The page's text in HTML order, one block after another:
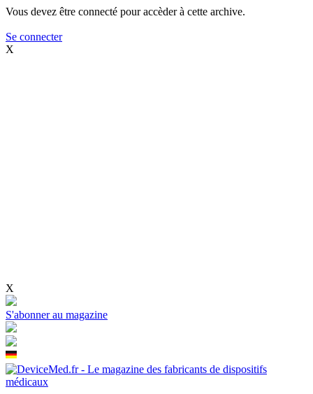
Vous devez être connecté pour accèder à cette archive.
Se connecter
X
X
S'abonner au magazine